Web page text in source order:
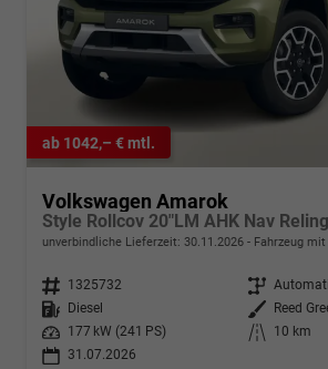
ab 1042,– € mtl.
Volkswagen Amarok
Style Rollcov 20"LM AHK Nav
unverbindliche Lieferzeit: 30.11.2026 Fahrzeug
Fahrzeugnr. 1325732 Getriebe
Kraftstoff
Diesel Außenfarbe
Reed
Leistung
177 kW (241 PS) Kilometerstand
10 km
31.07.2026